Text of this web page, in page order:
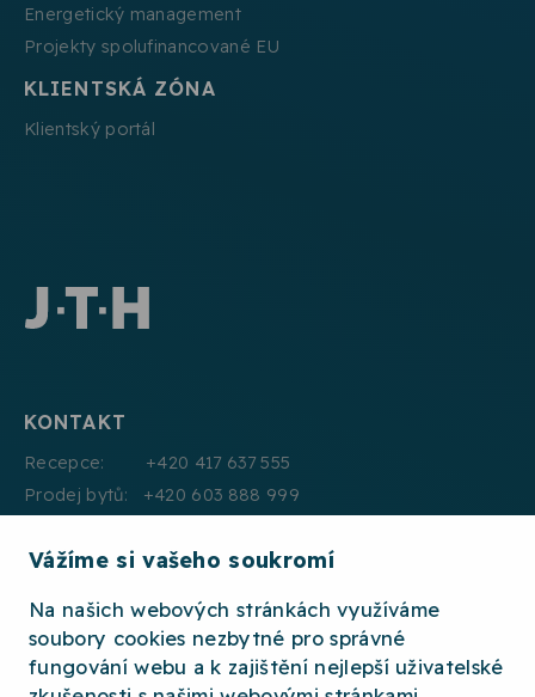
Vážíme si vašeho soukromí
Na našich webových stránkách využíváme
soubory cookies nezbytné pro správné
fungování webu a k zajištění nejlepší uživatelské
Energetický management
Projekty spolufinancované EU
KLIENTSKÁ ZÓNA
Klientský portál
KONTAKT
Recepce: +420 417 637 555
Prodej bytů: +420 603 888 999
E:mail: info@jth.cz